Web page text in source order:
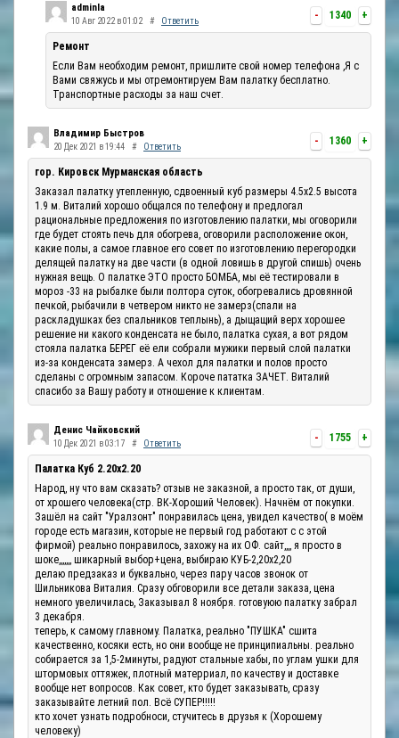
- 1340 +
adminla
10 Авг 2022 в 01:02 # Ответить
Ремонт
Если Вам необходим ремонт, пришлите свой номер телефона ,Я с
Вами свяжусь и мы отремонтируем Вам палатку бесплатно.
Транспортные расходы за наш счет.
- 1360 +
Владимир Быстров
20 Дек 2021 в 19:44 # Ответить
гор. Кировск Мурманская область
Заказал палатку утепленную, сдвоенный куб размеры 4.5х2.5 высота
1.9 м. Виталий хорошо общался по телефону и предлогал
рациональные предложения по изготовлению палатки, мы оговорили
где будет стоять печь для обогрева, оговорили расположение окон,
какие полы, а самое главное его совет по изготовлению перегородки
делящей палатку на две части (в одной ловишь в другой спишь) очень
нужная вещь. О палатке ЭТО просто БОМБА, мы её тестировали в
мороз -33 на рыбалке были полтора суток, обогревались дровянной
печкой, рыбачили в четвером никто не замерз(спали на
раскладушках без спальников теплынь), а дыщащий верх хорошее
решение ни какого конденсата не было, палатка сухая, а вот рядом
стояла палатка БЕРЕГ её ели собрали мужики первый слой палатки
из-за конденсата замерз. А чехол для палатки и полов просто
сделаны с огромным запасом. Короче пататка ЗАЧЕТ. Виталий
спасибо за Вашу работу и отношение к клиентам.
- 1755 +
Денис Чайковский
10 Дек 2021 в 03:17 # Ответить
Палатка Куб 2.20x2.20
Народ, ну что вам сказать? отзыв не заказной, а просто так, от души,
от хрошего человека(стр. ВК-Хороший Человек). Начнём от покупки.
Зашёл на сайт "Уралзонт" понравилась цена, увидел качество( в моём
городе есть магазин, которые не первый год работают с с этой
фирмой) реально понравилось, захожу на их ОФ. сайт,,,, я просто в
шоке,,,,,,, шикарный выбор+цена, выбираю КУБ-2,20х2,20
делаю предзаказ и буквально, через пару часов звонок от
Шильникова Виталия. Сразу обговорили все детали заказа, цена
немного увеличилась, Заказывал 8 ноября. готовуюю палатку забрал
3 декабря.
теперь, к самому главному. Палатка, реально "ПУШКА" сшита
качественно, косяки есть, но они вообще не принципиальны. реально
собирается за 1,5-2минуты, радуют стальные хабы, по углам ушки для
штормовых оттяжек, плотный матерриал, по качеству и доставке
вообще нет вопросов. Как совет, кто будет заказывать, сразу
заказывайте летний пол. Всё СУПЕР!!!!!
кто хочет узнать подробноси, стучитесь в друзья к (Хорошему
человеку)